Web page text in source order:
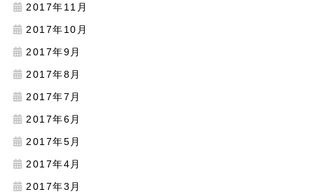
2017年11月
2017年10月
2017年9月
2017年8月
2017年7月
2017年6月
2017年5月
2017年4月
2017年3月